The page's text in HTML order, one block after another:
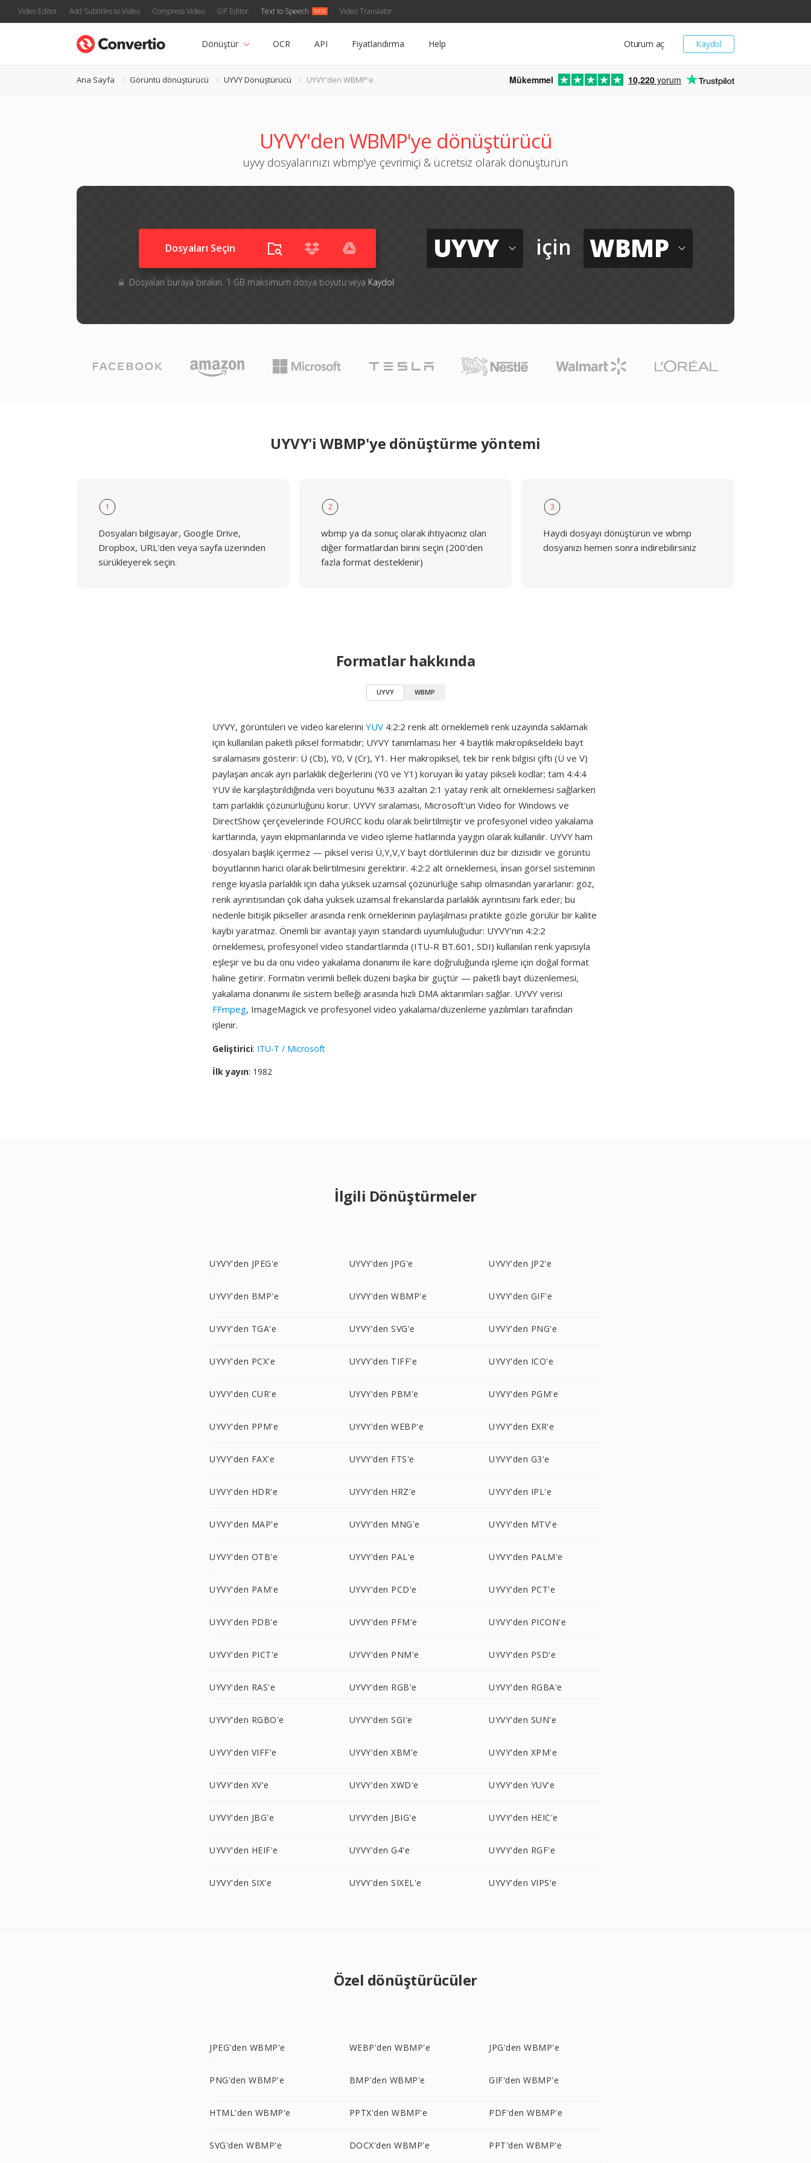
Video Editor Add Subtitles to Video Compress Video GIF Editor Text to Speech Video Translator
Kaydol
Oturum aç
Dönüştür OCR API Fiyatlandırma Help
Ana Sayfa Görüntü dönüştürücü UYVY Dönüştürücü UYVY'den WBMP'e Mükemmel 10,220 yorum
UYVY'den WBMP'ye dönüştürücü
uyvy dosyalarınızı wbmp'ye çevrimiçi & ücretsiz olarak dönüştürün
Dosyaları Seçin
Dosyaları buraya bırakın. 1 GB maksimum dosya boyutu veya Kaydol
UYVY için WBMP
UYVY'i WBMP'ye dönüştürme yöntemi
1
Dosyaları bilgisayar, Google Drive,
Dropbox, URL'den veya sayfa üzerinden
sürükleyerek seçin.
2
wbmp ya da sonuç olarak ihtiyacınız olan
diğer formatlardan birini seçin (200'den
fazla format desteklenir)
3
Haydi dosyayı dönüştürün ve wbmp
dosyanızı hemen sonra indirebilirsiniz
Formatlar hakkında
UYVY WBMP
UYVY, görüntüleri ve video karelerini YUV 4:2:2 renk alt örneklemeli renk uzayında saklamak
için kullanılan paketli piksel formatıdır; UYVY tanımlaması her 4 baytlık makropikseldeki bayt
sıralamasını gösterir: Ü (Cb), Y0, V (Cr), Y1. Her makropiksel, tek bir renk bilgisi çifti (Ü ve V)
paylaşan ancak ayrı parlaklık değerlerini (Y0 ve Y1) koruyan i̇ki yatay pikseli kodlar; tam 4:4:4
YUV ile karşılaştırıldığında veri boyutunu %33 azaltan 2:1 yatay renk alt örneklemesi sağlarken
tam parlaklık çözünürlüğünü korur. UYVY sıralaması, Microsoft'un Video for Windows ve
DirectShow çerçevelerinde FOURCC kodu olarak belirtilmiştir ve profesyonel video yakalama
kartlarında, yayın ekipmanlarında ve video işleme hatlarında yaygın olarak kullanılır. UYVY ham
dosyaları başlık içermez — piksel verisi Ü,Y,V,Y bayt dörtlülerinin düz bir dizisidir ve görüntü
boyutlarının harici olarak belirtilmesini gerektirir. 4:2:2 alt örneklemesi, i̇nsan görsel sisteminin
renge kıyasla parlaklık için daha yüksek uzamsal çözünürlüğe sahip olmasından yararlanır: göz,
renk ayrıntısından çok daha yüksek uzamsal frekanslarda parlaklık ayrıntısını fark eder; bu
nedenle bitişik pikseller arasında renk örneklerinin paylaşılması pratikte gözle görülür bir kalite
kaybı yaratmaz. Önemli bir avantajı yayın standardı uyumluluğudur: UYVY'nın 4:2:2
örneklemesi, profesyonel video standartlarında (ITU-R BT.601, SDI) kullanılan renk yapısıyla
eşleşir ve bu da onu video yakalama donanımı ile kare doğruluğunda işleme için doğal format
haline getirir. Formatın verimli bellek düzeni başka bir güçtür — paketli bayt düzenlemesi,
yakalama donanımı ile sistem belleği arasında hızlı DMA aktarımları sağlar. UYVY verisi
FFmpeg, ImageMagick ve profesyonel video yakalama/düzenleme yazılımları tarafından
işlenir.
Geliştirici: ITU-T / Microsoft
İlk yayın: 1982
İlgili Dönüştürmeler
UYVY'den JPEG'e UYVY'den JPG'e UYVY'den JP2'e
UYVY'den BMP'e UYVY'den WBMP'e UYVY'den GIF'e
UYVY'den TGA'e UYVY'den SVG'e UYVY'den PNG'e
UYVY'den PCX'e UYVY'den TIFF'e UYVY'den ICO'e
UYVY'den CUR'e UYVY'den PBM'e UYVY'den PGM'e
UYVY'den PPM'e UYVY'den WEBP'e UYVY'den EXR'e
UYVY'den FAX'e UYVY'den FTS'e UYVY'den G3'e
UYVY'den HDR'e UYVY'den HRZ'e UYVY'den IPL'e
UYVY'den MAP'e UYVY'den MNG'e UYVY'den MTV'e
UYVY'den OTB'e UYVY'den PAL'e UYVY'den PALM'e
UYVY'den PAM'e UYVY'den PCD'e UYVY'den PCT'e
UYVY'den PDB'e UYVY'den PFM'e UYVY'den PICON'e
UYVY'den PICT'e UYVY'den PNM'e UYVY'den PSD'e
UYVY'den RAS'e UYVY'den RGB'e UYVY'den RGBA'e
UYVY'den RGBO'e UYVY'den SGI'e UYVY'den SUN'e
UYVY'den VIFF'e UYVY'den XBM'e UYVY'den XPM'e
UYVY'den XV'e UYVY'den XWD'e UYVY'den YUV'e
UYVY'den JBG'e UYVY'den JBIG'e UYVY'den HEIC'e
UYVY'den HEIF'e UYVY'den G4'e UYVY'den RGF'e
UYVY'den SIX'e UYVY'den SIXEL'e UYVY'den VIPS'e
Özel dönüştürücüler
JPEG'den WBMP'e WEBP'den WBMP'e JPG'den WBMP'e
PNG'den WBMP'e BMP'den WBMP'e GIF'den WBMP'e
HTML'den WBMP'e PPTX'den WBMP'e PDF'den WBMP'e
SVG'den WBMP'e DOCX'den WBMP'e PPT'den WBMP'e